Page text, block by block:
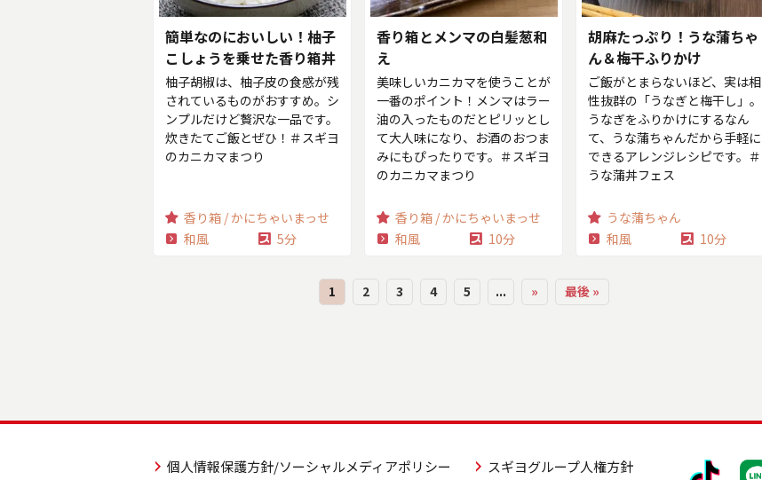
簡単なのにおいしい！柚子
こしょうを乗せた香り箱丼
柚子胡椒は、柚子皮の食感が残
されているものがおすすめ。シ
ンプルだけど贅沢な一品です。
炊きたてご飯とぜひ！＃スギヨ
のカニカマまつり
香り箱 / かにちゃいまっせ
和風
5分
香り箱とメンマの白髪葱和
え
美味しいカニカマを使うことが
一番のポイント！メンマはラー
油の入ったものだとピリッとし
て大人味になり、お酒のおつま
みにもぴったりです。＃スギヨ
のカニカマまつり
香り箱 / かにちゃいまっせ
和風
10分
胡麻たっぷり！うな蒲ちゃ
ん＆梅干ふりかけ
ご飯がとまらないほど、実は相
性抜群の「うなぎと梅干し」。
うなぎをふりかけにするなん
て、うな蒲ちゃんだから手軽に
できるアレンジレシピです。＃
うな蒲丼フェス
うな蒲ちゃん
和風
10分
1 2 3 4 5 ... » 最後 »
個人情報保護方針/ソーシャルメディアポリシー
スギヨグループ人権方針